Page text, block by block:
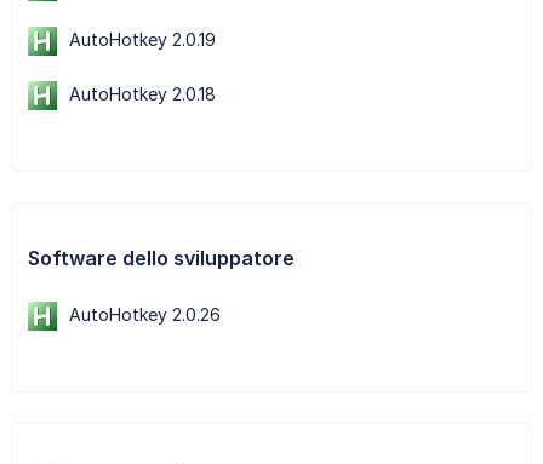
AutoHotkey 2.0.19
AutoHotkey 2.0.18
Software dello sviluppatore
AutoHotkey 2.0.26